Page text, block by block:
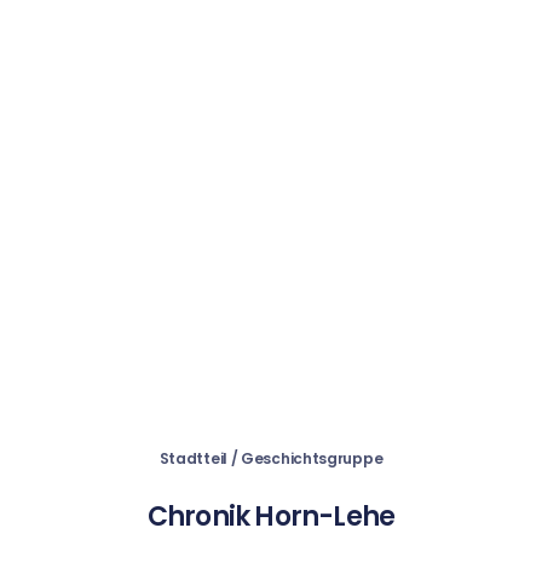
Stadtteil / Geschichtsgruppe
Chronik Horn-Lehe